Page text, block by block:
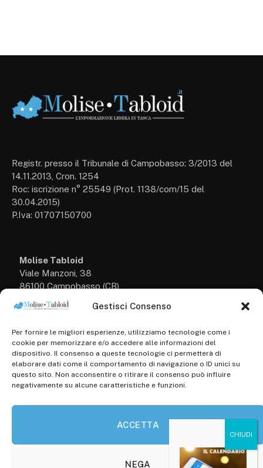
Gestisci Consenso
Per fornire le migliori esperienze, utilizziamo tecnologie come i
cookie per memorizzare e/o accedere alle informazioni del
dispositivo. Il consenso a queste tecnologie ci permetterà di
elaborare dati come il comportamento di navigazione o ID unici su
questo sito. Non acconsentire o ritirare il consenso può influire
negativamente su alcune caratteristiche e funzioni.
ACCETTA
NEGA
Registr. presso il Tribunale di Campobasso: 3/2013 del
14.11.2013, Cron. 1254
Roc: iscrizione n° 25549 (Prot. 1138/com/15 del
30.04.2015)
P.Iva: 01707150700
Molise Tabloid
Viale Manzoni, 38
86100 Campobasso (CB)
+39 3333169466
Scrivici a:
info@molisetabloid.it
commerciale@molisetabloid.it
Disclaimer